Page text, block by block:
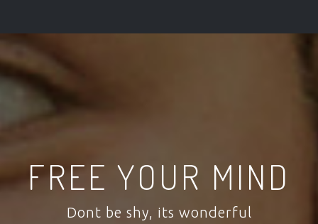
FREE YOUR MIND
Dont be shy, its wonderful